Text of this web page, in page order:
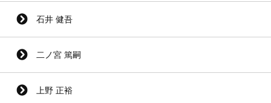
石井 健吾
二ノ宮 篤嗣
上野 正裕